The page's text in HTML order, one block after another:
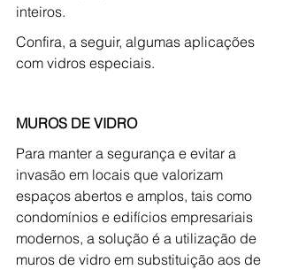
inteiros.
Confira, a seguir, algumas aplicações
com vidros especiais.
MUROS DE VIDRO
Para manter a segurança e evitar a
invasão em locais que valorizam
espaços abertos e amplos, tais como
condomínios e edifícios empresariais
modernos, a solução é a utilização de
muros de vidro em substituição aos de